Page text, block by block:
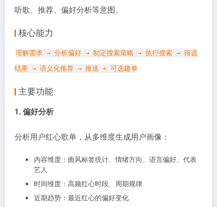
听歌、推荐、偏好分析等意图。
核心能力
理解需求 → 分析偏好 → 制定搜索策略 → 执行搜索 → 筛选
结果 → 语义化推荐 → 推送 + 可选建单
主要功能
1. 偏好分析
分析用户红心歌单，从多维度生成用户画像：
内容维度：曲风标签统计、情绪方向、语言偏好、代表
艺人
时间维度：高频红心时段、周期规律
近期趋势：最近红心的偏好变化